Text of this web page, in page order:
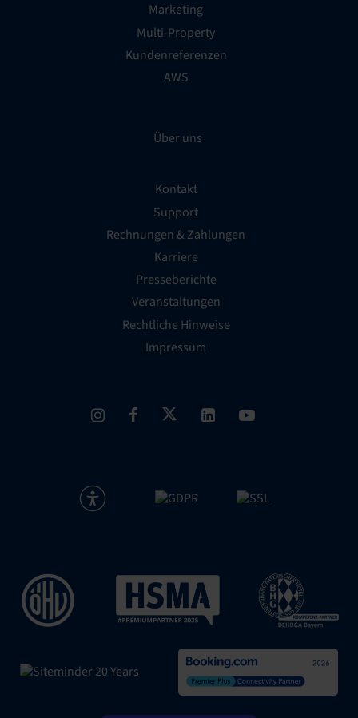
Marketing
Multi-Property
Kundenreferenzen
AWS
Über uns
Kontakt
Support
Rechnungen & Zahlungen
Karriere
Presseberichte
Veranstaltungen
Rechtliche Hinweise
Impressum